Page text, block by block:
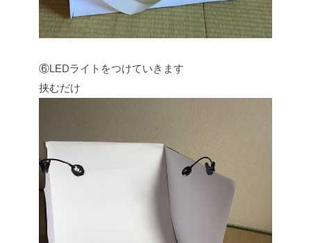
⑥LEDライトをつけていきます
挟むだけ